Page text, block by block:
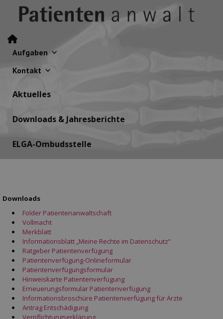
Aufgaben
Kontakt
Aktuelles
Downloads & Jahresberichte
ELGA-Ombudsstelle
Downloads
Folder Patientenanwaltschaft
Vollmacht
Merkblatt
Informationsblatt „Meine Rechte im Datenschutz“
Ratgeber Patientenverfügung
Patientenverfügung-Onlineformular
Patientenverfügungsformular
Hinweiskarte Patientenverfügung
Erneuerungsformular Patientenverfügung
Informationsbroschüre Patientenverfügung für Ärzte
Antrag Entschädigung
Verpflichtungserklärung